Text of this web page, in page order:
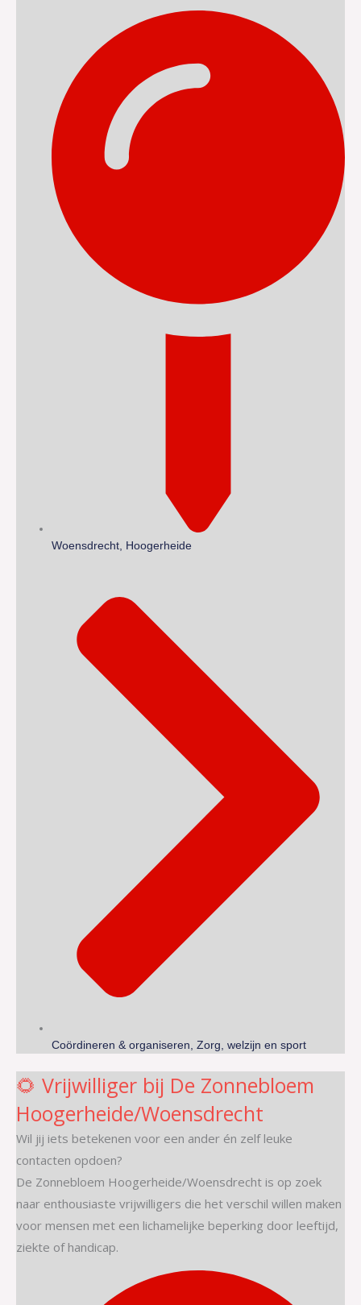
Woensdrecht, Hoogerheide
Coördineren & organiseren, Zorg, welzijn en sport
🌻 Vrijwilliger bij De Zonnebloem
Hoogerheide/Woensdrecht
Wil jij iets betekenen voor een ander én zelf leuke
contacten opdoen?
De Zonnebloem Hoogerheide/Woensdrecht is op zoek
naar enthousiaste vrijwilligers die het verschil willen maken
voor mensen met een lichamelijke beperking door leeftijd,
ziekte of handicap.